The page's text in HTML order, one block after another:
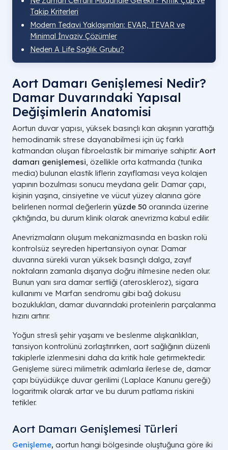
Takip Kriterleri
Modern Tedavi Yaklaşımları: EVAR, TEVAR ve
Minimal İnvaziv Çözümler
Neden A Life Sağlık Grubu?
Aort Damarı Genişlemesi Nedir?
Damar Duvarındaki Yapısal
Değişimlerin Anatomisi
Aortun duvar yapısı, yüksek basınçlı kan akışının yarattığı
hemodinamik strese dayanabilmesi için üç farklı
katmandan oluşan fibroelastik bir mimariye sahiptir. Aort
damarı genişlemesi, özellikle orta katmanda (tunika
media) bulunan elastik liflerin zayıflaması veya kolajen
yapının bozulması sonucu meydana gelir. Damar çapı,
kişinin yaşına, cinsiyetine ve vücut yüzey alanına göre
belirlenen normal değerlerin yüzde 50 oranında üzerine
çıktığında, bu durum klinik olarak anevrizma kabul edilir.
Anevrizmaların oluşum mekanizmasında en baskın rolü
kontrolsüz seyreden hipertansiyon oynar. Damar
duvarına sürekli vuran yüksek basınçlı dalga, zayıf
noktaların zamanla dışarıya doğru itilmesine neden olur.
Bunun yanı sıra damar sertliği (ateroskleroz), sigara
kullanımı ve Marfan sendromu gibi bağ dokusu
bozuklukları, damar duvarındaki proteinlerin parçalanma
hızını artırır.
Yoğun stresli şehir yaşamı ve beslenme alışkanlıkları,
tansiyon kontrolünü zorlaştırırken, aort sağlığının düzenli
takiplerle izlenmesini daha da kritik hale getirmektedir.
Genişleme süreci milimetrik adımlarla ilerlese de, damar
çapı büyüdükçe duvar gerilimi (Laplace Kanunu gereği)
logaritmik olarak artar ve bu durum patlama riskini
tetikler.
Aort Damarı Genişlemesi Türleri
Genişleme, aortun hangi bölgesinde oluştuğuna göre iki